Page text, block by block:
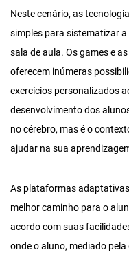
Neste cenário, as
simples para sistematizar
sala de aula. Os games e
oferecem inúmeras
exercícios personalizados
desenvolvimento dos
no cérebro, mas é o
ajudar na sua
As plataformas
melhor caminho para o
acordo com suas
onde o aluno, mediado